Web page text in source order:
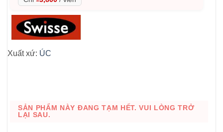
Xuất xứ: ÚC
SẢN PHẨM NÀY ĐANG TẠM HẾT. VUI LÒNG TRỞ
LẠI SAU.